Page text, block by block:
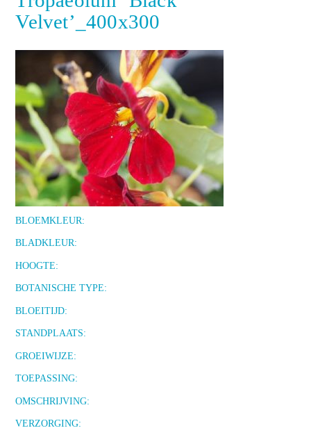
Velvet’_400x300
BLOEMKLEUR:
BLADKLEUR:
HOOGTE:
BOTANISCHE TYPE:
BLOEITIJD:
STANDPLAATS:
GROEIWIJZE:
TOEPASSING:
OMSCHRIJVING:
VERZORGING: